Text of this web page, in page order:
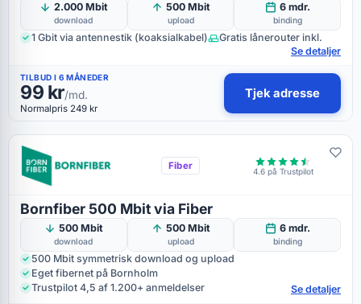
2.000 Mbit
download
500 Mbit
upload
6 mdr.
binding
1 Gbit via antennestik (koaksialkabel)
Gratis lånerouter inkl.
Se detaljer
TILBUD I 6 MÅNEDER
99 kr/md.
Normalpris 249 kr
Tjek adresse
Fiber 4.6 på Trustpilot
Bornfiber 500 Mbit via Fiber
500 Mbit
download
500 Mbit
upload
6 mdr.
binding
500 Mbit symmetrisk download og upload
Eget fibernet på Bornholm
Trustpilot 4,5 af 1.200+ anmeldelser
Se detaljer